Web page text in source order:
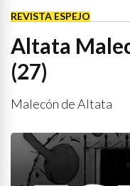
REVISTA ESPEJO
Altata
(27)
Malecón de Altata